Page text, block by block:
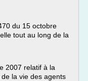
du 15 octobre
tout au long de la
2007 relatif à la
la vie des agents